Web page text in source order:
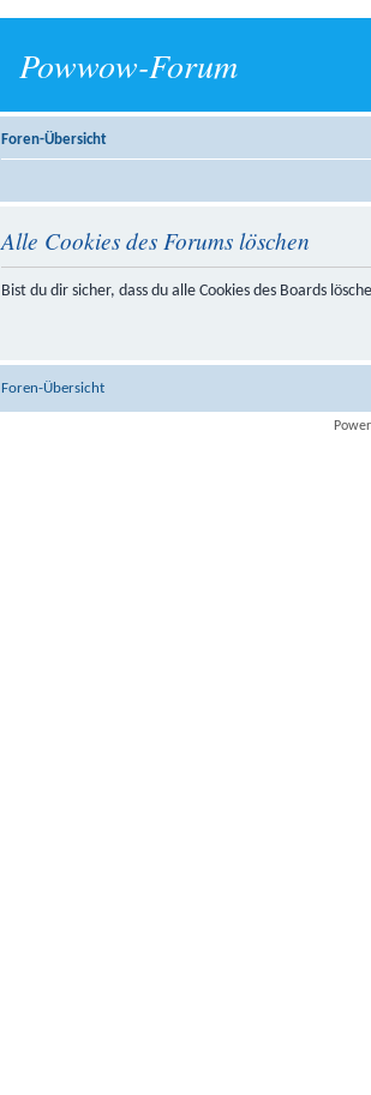
Powwow-Forum
Foren-Übersicht
Alle Cookies des Forums löschen
Bist du dir sicher, dass du alle Cookies des Boards
Foren-Übersicht